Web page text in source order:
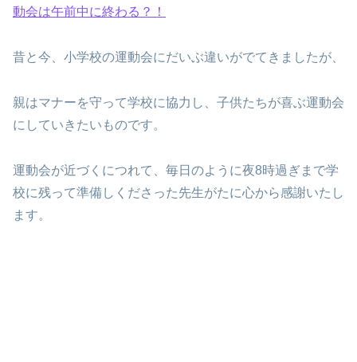
動会は午前中に終わる？！
昔と今、小学校の運動会にだいぶ違いがでてきましたが、
親はマナーを守って学校に協力し、子供たちが喜ぶ運動会
にしていきたいものです。
運動会が近づくにつれて、毎日のように夜8時過ぎまで学
校に残って準備しくださった先生がたに心から感謝いたし
ます。